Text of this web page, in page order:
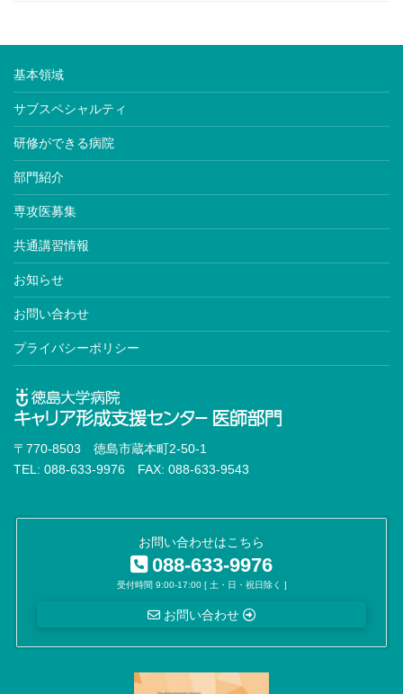
基本領域
サブスペシャルティ
研修ができる病院
部門紹介
専攻医募集
共通講習情報
お知らせ
お問い合わせ
プライバシーポリシー
〒770-8503 徳島市蔵本町2-50-1
TEL: 088-633-9976 FAX: 088-633-9543
お問い合わせはこちら
088-633-9976
受付時間 9:00-17:00 [ 土・日・祝日除く ]
お問い合わせ